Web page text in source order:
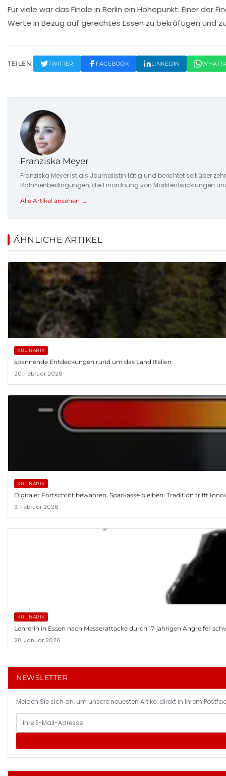
Für viele war das Finale in Berlin ein Höhepunkt. Einer
Werte in Bezug auf gerechtes Essen zu bekräftigen und
TEILEN: TWITTER FACEBOOK LINKEDIN
Franziska Meyer
Franziska Meyer ist als Journalistin tätig und berichtet seit über
Rahmenbedingungen, die Einordnung von Marktentwicklungen
Alle Artikel ansehen →
ÄHNLICHE ARTIKEL
KULINARIK
spannende Entdeckungen rund um das Land Italien
20. Februar 2026
KULINARIK
Digitaler Fortschritt bewahren, Sparkasse bleiben: Tradition trifft
9. Februar 2026
KULINARIK
Lehrerin in Essen nach Messerattacke durch 17-jährigen Angreifer
28. Januar 2026
NEWSLETTER
Melden Sie sich an, um unsere neuesten Artikel direkt in Ihrem